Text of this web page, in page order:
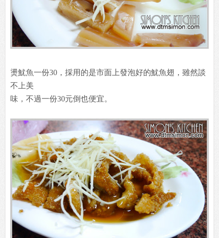
燙魷魚一份30，採用的是市面上發泡好的魷魚翅，雖然談
不上美
味，不過一份30元倒也便宜。